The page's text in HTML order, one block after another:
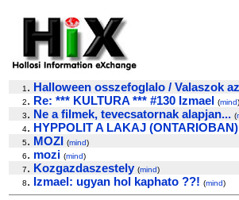
1 . Halloween osszefoglalo / Valaszok
2. Re: *** KULTURA *** #130 Izmael (mind)
3. Ne a filmek, tevecsatornak alapjan... (
4. HYPPOLIT A LAKAJ (ONTARIOBAN)
5. MOZI (mind)
6. mozi (mind)
7. Kozgazdaszestely (mind)
8. Izmael: ugyan hol kaphato ??! (mind)